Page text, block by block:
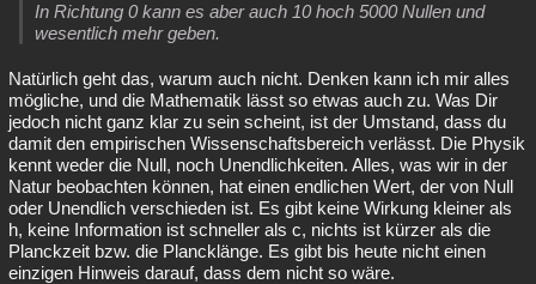
In Richtung 0 kann es aber auch 10 hoch 5000 Nullen und
wesentlich mehr geben.
Natürlich geht das, warum auch nicht. Denken kann ich mir alles
mögliche, und die Mathematik lässt so etwas auch zu. Was Dir
jedoch nicht ganz klar zu sein scheint, ist der Umstand, dass du
damit den empirischen Wissenschaftsbereich verlässt. Die Physik
kennt weder die Null, noch Unendlichkeiten. Alles, was wir in der
Natur beobachten können, hat einen endlichen Wert, der von Null
oder Unendlich verschieden ist. Es gibt keine Wirkung kleiner als
h, keine Information ist schneller als c, nichts ist kürzer als die
Planckzeit bzw. die Plancklänge. Es gibt bis heute nicht einen
einzigen Hinweis darauf, dass dem nicht so wäre.